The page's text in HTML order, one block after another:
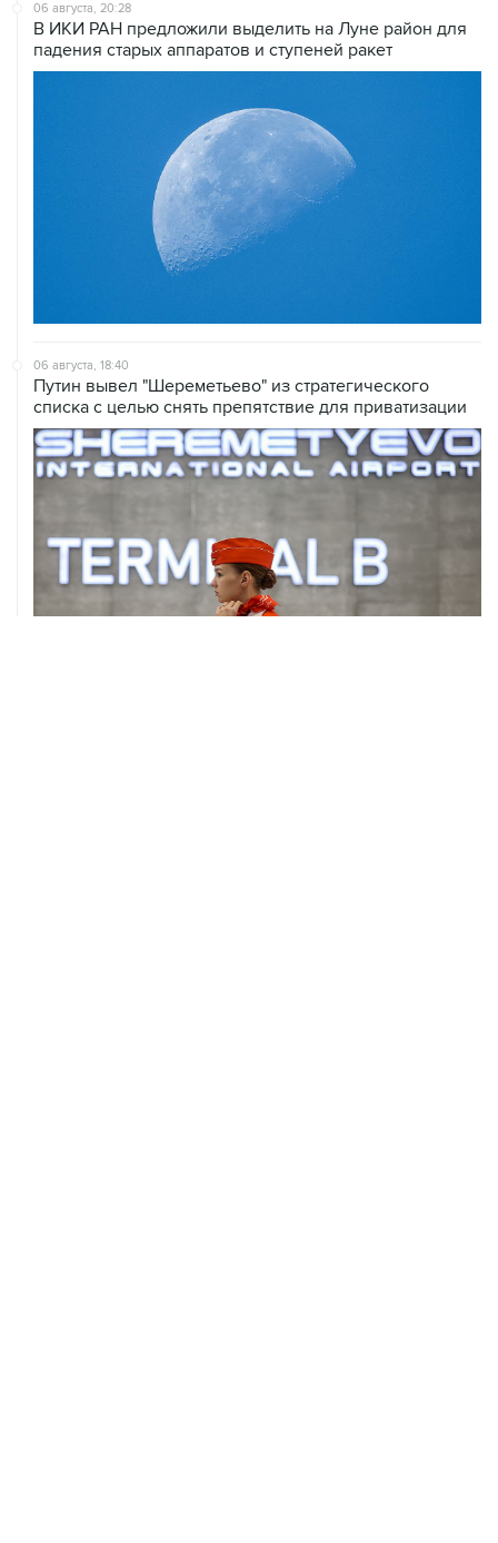
06 августа, 20:28
В ИКИ РАН предложили выделить на Луне район для
падения старых аппаратов и ступеней ракет
06 августа, 18:40
Путин вывел "Шереметьево" из стратегического
списка с целью снять препятствие для приватизации